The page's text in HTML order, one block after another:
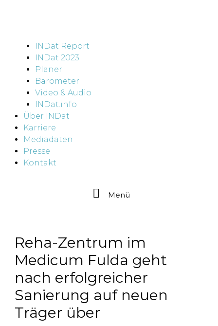
INDat Report
INDat 2023
Planer
Barometer
Video & Audio
INDat.info
Über INDat
Karriere
Mediadaten
Presse
Kontakt
Menü
Reha-Zentrum im
Medicum Fulda geht
nach erfolgreicher
Sanierung auf neuen
Träger über